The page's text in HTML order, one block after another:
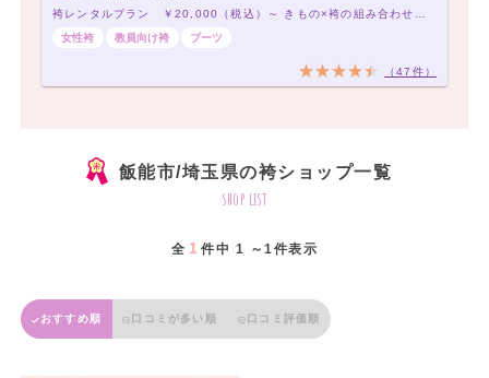
袴レンタルプラン ￥20,000（税込）～ きもの×袴の組み合わせは21,000通り以上！アナタだけの袴コーデで最高の卒業式を！
女性袴
教員向け袴 ブーツ
（47件）
飯能市/埼玉県の袴ショップ一覧
shop list
全 1 件中 1 ～1件表示
おすすめ順 口コミが多い順 口コミ評価順